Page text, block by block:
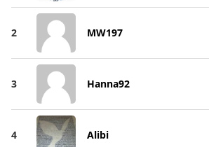
2 MW197
3 Hanna92
4 Alibi